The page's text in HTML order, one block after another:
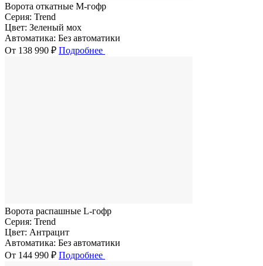
Ворота откатные M-гофр
Серия: Trend
Цвет: Зеленый мох
Автоматика: Без автоматики
От 138 990 ₽ Подробнее
Ворота распашные L-гофр
Серия: Trend
Цвет: Антрацит
Автоматика: Без автоматики
От 144 990 ₽ Подробнее